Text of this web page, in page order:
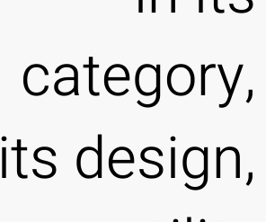
category,
its design,